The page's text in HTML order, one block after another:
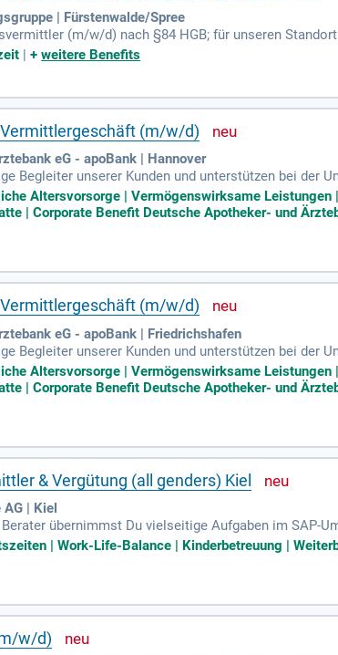
| Fürstenwalde/Spree
(m/w/d) nach §84 HGB; für unseren
|+weitere Benefits
(m/w/d)
eG - apoBank | Hannover
Begleiter unserer Kunden und unterstützen bei der
mit ihnen optimierst du und baust dein
Altersvorsorge | Vermögenswirksame
| Corporate Benefit Deutsche Apotheker- und
(m/w/d)
eG - apoBank | Friedrichshafen
Begleiter unserer Kunden und unterstützen bei der
mit ihnen optimierst du und baust dein
Altersvorsorge | Vermögenswirksame
| Corporate Benefit Deutsche Apotheker- und
& Vergütung (all genders) Kiel
| Kiel
übernimmst Du vielseitige Aufgaben im SAP-
Bewertung von Business Cases für Projekte und
Anwendungen gehört ebenso zu Deinem
von Geschäftsprozessen. Ein erfolgreich
für diese spannende Herausforderung.
| Work-Life-Balance | Kinderbetreuung |
w/d)